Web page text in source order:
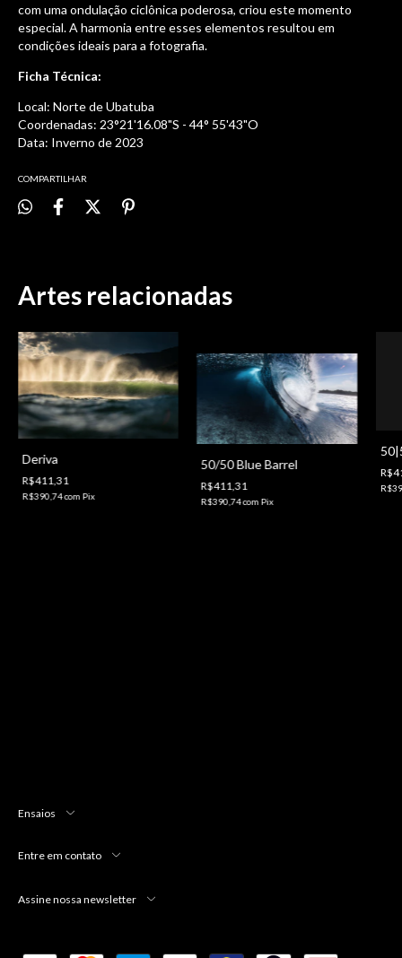
com uma ondulação ciclônica poderosa, criou este momento
especial. A harmonia entre esses elementos resultou em
condições ideais para a fotografia.
Ficha Técnica:
Local: Norte de Ubatuba
Coordenadas: 23°21'16.08"S - 44° 55'43"O
Data: Inverno de 2023
COMPARTILHAR
Artes relacionadas
Deriva
R$411,31
R$390,74com Pix
50/50 Blue Barrel
R$411,31
R$390,74com Pix
Ensaios
Entre em contato
Assine nossa newsletter